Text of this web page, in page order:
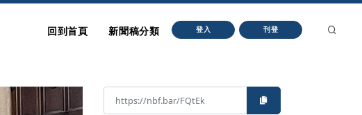
回到首頁 新聞稿分類 登入 刊登